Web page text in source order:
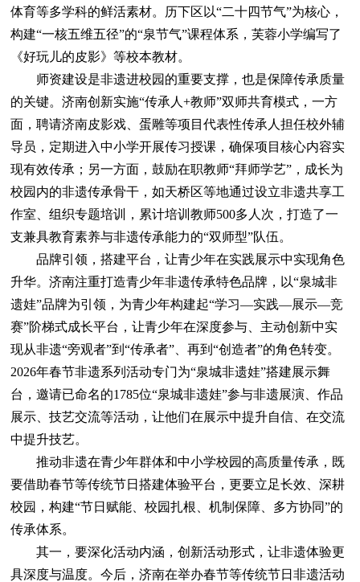
体育等多学科的鲜活素材。历下区以“二十四节气”为核心，
构建“一核五维五径”的“泉节气”课程体系，芙蓉小学编写了
《好玩儿的皮影》等校本教材。
师资建设是非遗进校园的重要支撑，也是保障传承质量
的关键。济南创新实施“传承人+教师”双师共育模式，一方
面，聘请济南皮影戏、蛋雕等项目代表性传承人担任校外辅
导员，定期进入中小学开展传习授课，确保项目核心内容实
现有效传承；另一方面，鼓励在职教师“拜师学艺”，成长为
校园内的非遗传承骨干，如天桥区等地通过设立非遗共享工
作室、组织专题培训，累计培训教师500多人次，打造了一
支兼具教育素养与非遗传承能力的“双师型”队伍。
品牌引领，搭建平台，让青少年在实践展示中实现角色
升华。济南注重打造青少年非遗传承特色品牌，以“泉城非
遗娃”品牌为引领，为青少年构建起“学习—实践—展示—竞
赛”阶梯式成长平台，让青少年在深度参与、主动创新中实
现从非遗“旁观者”到“传承者”、再到“创造者”的角色转变。
2026年春节非遗系列活动专门为“泉城非遗娃”搭建展示舞
台，邀请已命名的1785位“泉城非遗娃”参与非遗展演、作品
展示、技艺交流等活动，让他们在展示中提升自信、在交流
中提升技艺。
推动非遗在青少年群体和中小学校园的高质量传承，既
要借助春节等传统节日搭建体验平台，更要立足长效、深耕
校园，构建“节日赋能、校园扎根、机制保障、多方协同”的
传承体系。
其一，要深化活动内涵，创新活动形式，让非遗体验更
具深度与温度。今后，济南在举办春节等传统节日非遗活动